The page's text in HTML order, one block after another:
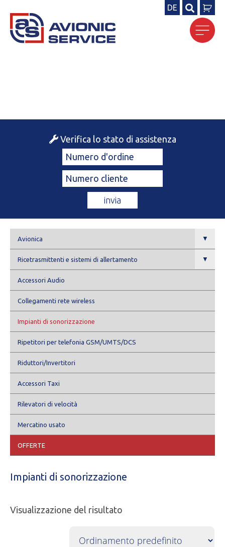
DE
Ricerca
per:
Verifica lo stato di assistenza
Avionica ▼
Ricetrasmittenti e sistemi di allertamento ▼
Accessori Audio
Collegamenti rete wireless
Impianti di sonorizzazione
Ripetitori per telefonia GSM/UMTS/DCS
Riduttori/Invertitori
Accessori Taxi
Rilevatori di velocità
Mercatino usato
OFFERTE
Impianti di sonorizzazione
Visualizzazione del risultato